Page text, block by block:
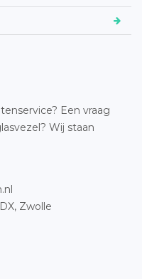
Een vraag
Wij staan
Zwolle